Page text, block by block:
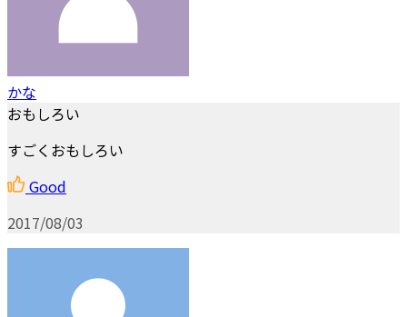
かな
おもしろい
すごくおもしろい
Good
2017/08/03